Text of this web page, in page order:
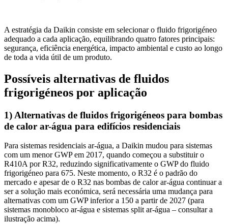
A estratégia da Daikin consiste em selecionar o fluido frigorigéneo
adequado a cada aplicação, equilibrando quatro fatores principais:
segurança, eficiência energética, impacto ambiental e custo ao longo
de toda a vida útil de um produto.
Possíveis alternativas de fluidos
frigorigéneos por aplicação
1) Alternativas de fluidos frigorigéneos para bombas
de calor ar-água para edifícios residenciais
Para sistemas residenciais ar-água, a Daikin mudou para sistemas
com um menor GWP em 2017, quando começou a substituir o
R410A por R32, reduzindo significativamente o GWP do fluido
frigorigéneo para 675. Neste momento, o R32 é o padrão do
mercado e apesar de o R32 nas bombas de calor ar-água continuar a
ser a solução mais económica, será necessária uma mudança para
alternativas com um GWP inferior a 150 a partir de 2027 (para
sistemas monobloco ar-água e sistemas split ar-água – consultar a
ilustração acima).